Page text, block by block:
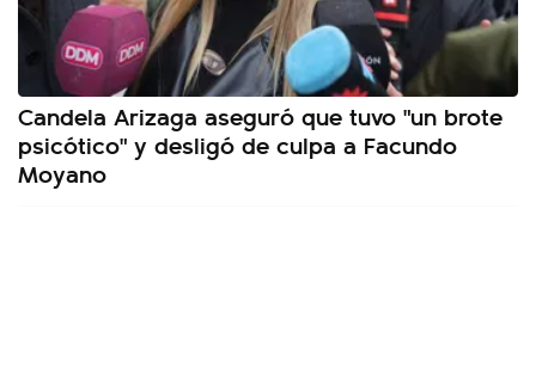
Candela Arizaga aseguró que tuvo "un brote
psicótico" y desligó de culpa a Facundo
Moyano